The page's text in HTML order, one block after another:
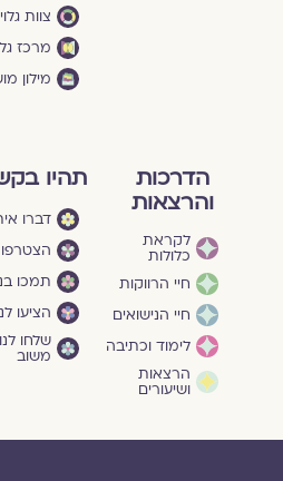
צוות גלויה
מרכז
מילון
הדרכות
והרצאות
לקראת
כלולות
חיי הרווקות
חיי הנישואים
לימוד וכתיבה
הרצאות
ושיעורים
תהיו
דברו
הצטרפו
תמכו בנו
הציעו לנו
שלחו לנו
משוב